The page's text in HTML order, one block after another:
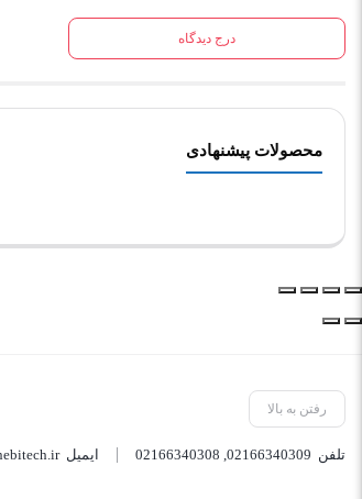
درج دیدگاه
محصولات پیشنهادی
رفتن به بالا
تلفن 02166340309
,
02166340308 ایمیل